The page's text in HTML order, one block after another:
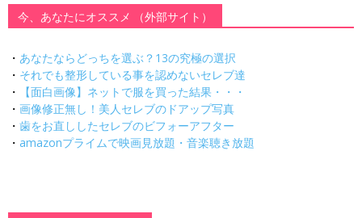
今、あなたにオススメ （外部サイト）
・ あなたならどっちを選ぶ？13の究極の選択
・ それでも整形している事を認めないセレブ達
・
【面白画像】ネットで服を買った結果・・・
・ 画像修正無し！美人セレブのドアップ写真
・ 歯をお直ししたセレブのビフォーアフター
・ amazonプライムで映画見放題・音楽聴き放題